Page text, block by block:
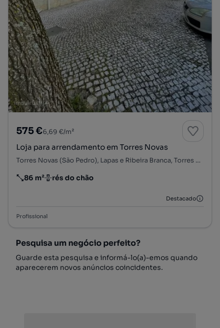
575 €6,69 €/m²
Loja para arrendamento em Torres Novas
Torres Novas (São Pedro), Lapas e Ribeira Branca, Torres Novas, Santarém
Preço por metro quadrado
86 m²
Andar rés do chão
Destacado
Profissional
Pesquisa um negócio perfeito?
Guarde esta pesquisa e informá-lo(a)-emos quando
aparecerem novos anúncios coincidentes.